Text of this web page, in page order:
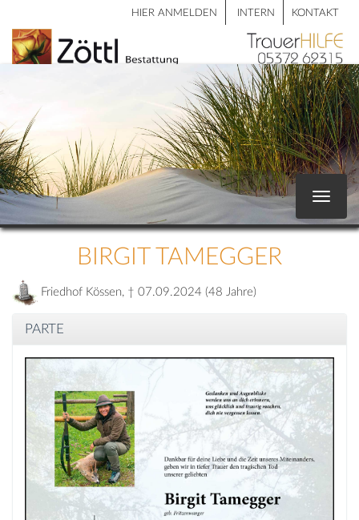
HIER ANMELDEN INTERN KONTAKT
Toggle
BIRGIT TAMEGGER
Friedhof Kössen, † 07.09.2024 (48 Jahre)
PARTE